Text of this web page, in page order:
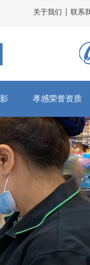
关于我们 联系
孝感荣誉资质